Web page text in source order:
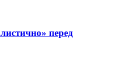
перед